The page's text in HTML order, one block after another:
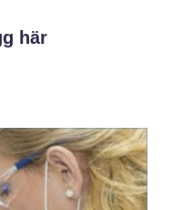
här